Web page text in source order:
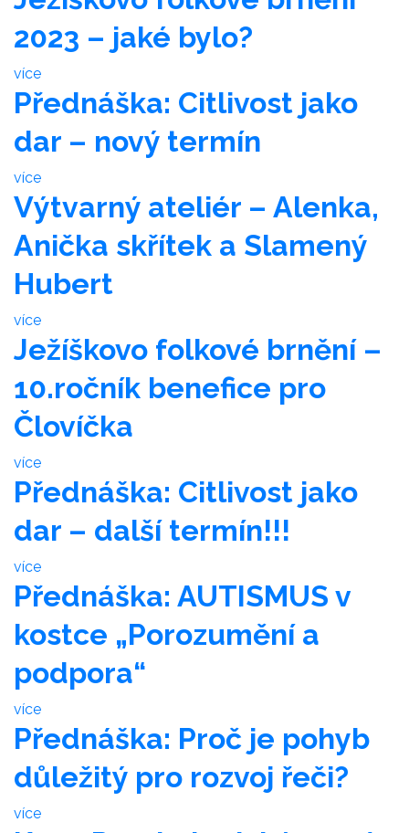
2023 – jaké bylo?
více
Přednáška: Citlivost jako
dar – nový termín
více
Výtvarný ateliér – Alenka,
Anička skřítek a Slamený
Hubert
více
Ježíškovo folkové brnění –
10.ročník benefice pro
Človíčka
více
Přednáška: Citlivost jako
dar – další termín!!!
více
Přednáška: AUTISMUS v
kostce „Porozumění a
podpora“
více
Přednáška: Proč je pohyb
důležitý pro rozvoj řeči?
více